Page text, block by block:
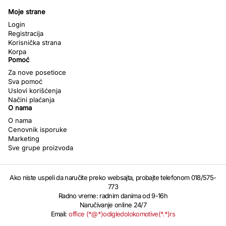
Moje strane
Login
Registracija
Korisnička strana
Korpa
Pomoć
Za nove posetioce
Sva pomoć
Uslovi korišćenja
Načini plaćanja
O nama
O nama
Cenovnik isporuke
Marketing
Sve grupe proizvoda
Ako niste uspeli da naručite preko websajta, probajte telefonom 018/575-
773
Radno vreme: radnim danima od 9-16h
Naručivanje online 24/7
Email:office (*@*)odigledolokomotive(*.*)rs